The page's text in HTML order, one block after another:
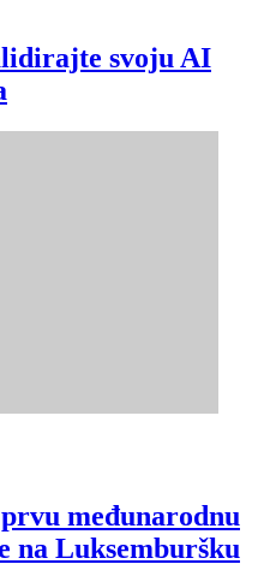
svoju AI
međunarodnu
na Luksemburšku